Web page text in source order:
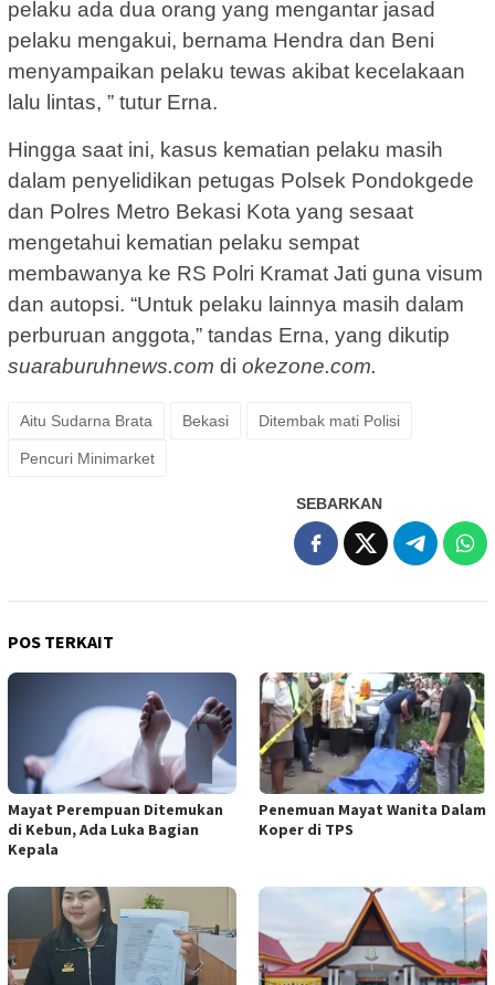
pelaku ada dua orang yang mengantar jasad
pelaku mengakui, bernama Hendra dan Beni
menyampaikan pelaku tewas akibat kecelakaan
lalu lintas, ” tutur Erna.
Hingga saat ini, kasus kematian pelaku masih
dalam penyelidikan petugas Polsek Pondokgede
dan Polres Metro Bekasi Kota yang sesaat
mengetahui kematian pelaku sempat
membawanya ke RS Polri Kramat Jati guna visum
dan autopsi. “Untuk pelaku lainnya masih dalam
perburuan anggota,” tandas Erna, yang dikutip
suaraburuhnews.com di okezone.com.
Aitu Sudarna Brata Bekasi Ditembak mati Polisi
Pencuri Minimarket
SEBARKAN
POS TERKAIT
Mayat Perempuan Ditemukan
di Kebun, Ada Luka Bagian
Kepala
Penemuan Mayat Wanita Dalam
Koper di TPS